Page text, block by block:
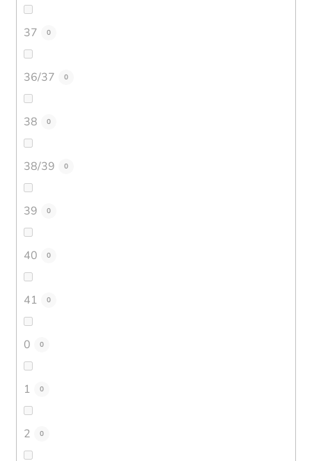
37 0
36/37 0
38 0
38/39 0
39 0
40 0
41 0
0 0
1 0
2 0